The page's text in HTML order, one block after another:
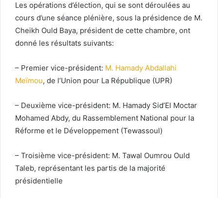
Les opérations d’élection, qui se sont déroulées au
cours d’une séance plénière, sous la présidence de M.
Cheikh Ould Baya, président de cette chambre, ont
donné les résultats suivants:
– Premier vice-président: M. Hamady Abdallahi
Meïmou, de l’Union pour La République (UPR)
– Deuxième vice-président: M. Hamady Sid’El Moctar
Mohamed Abdy, du Rassemblement National pour la
Réforme et le Développement (Tewassoul)
– Troisième vice-président: M. Tawal Oumrou Ould
Taleb, représentant les partis de la majorité
présidentielle